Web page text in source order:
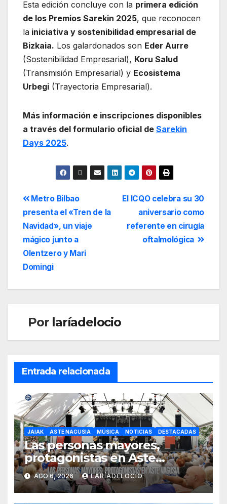
Esta edición concluye con la primera edición
de los Premios Sarekin 2025, que reconocen
la iniciativa y sostenibilidad empresarial de
Bizkaia. Los galardonados son Eder Aurre
(Sostenibilidad Empresarial), Koru Salud
(Transmisión Empresarial) y Ecosistema
Urbegi (Trayectoria Empresarial).
Más información e inscripciones disponibles
a través del formulario oficial de Sarekin
Days 2025.
El ICQO celebra su 30
aniversario como
referente en cirugía
oftalmológica
Metro Bilbao
presenta el «Tren de la
Navidad», un viaje
mágico junto a
Olentzero y Mari
Domingi
Por laríadelocio
Entrada relacionada
JAIAK ASTE NAGUSIA MÚSICA NOTICIAS DESTACADAS
Las personas mayores,
protagonistas en Aste
Nagusia con actividades
especiales y un día dedicado
a ellas
AGO 6, 2026 LARÍADELOCIO